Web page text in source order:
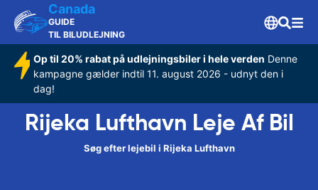
Canada
GUIDE
TIL BILUDLEJNING
Op til 20% rabat på udlejningsbiler i hele verden Denne
kampagne gælder indtil 11. august 2026 - udnyt den i
dag!
Rijeka Lufthavn Leje Af Bil
Søg efter lejebil i Rijeka Lufthavn